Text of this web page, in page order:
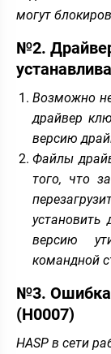
могут
№2.
Возможно
драйвер
версию
Файлы
того, что
установить
версию
командной
№3. Ошибка:
(H0007)
HASP в сети